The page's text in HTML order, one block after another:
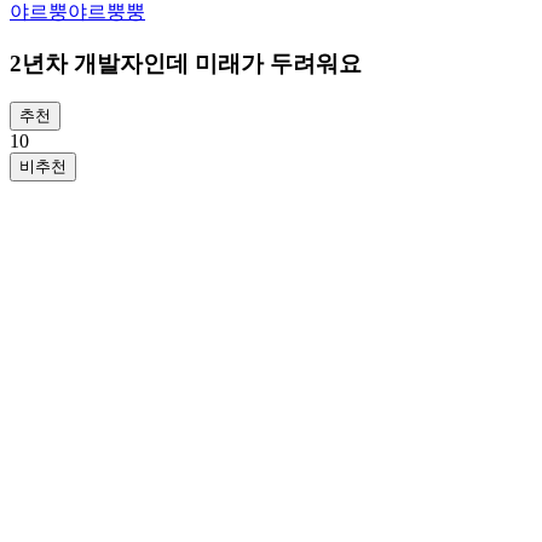
야르뿡야르뿡뿡
2년차 개발자인데 미래가 두려워요
추천
10
비추천